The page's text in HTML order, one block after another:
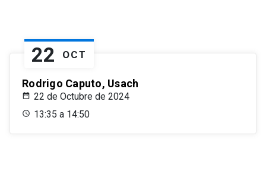
22 OCT
Rodrigo Caputo, Usach
22 de Octubre de 2024
13:35 a 14:50